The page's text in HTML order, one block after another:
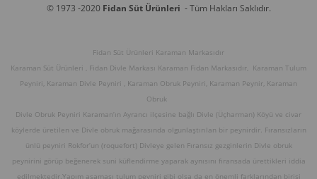
© 1973 -2020 Fidan Süt Ürünleri - Tüm Hakları Saklıdır.
Fidan Süt Ürünleri Karaman Markasıdır
Karaman Süt Ürünleri , Fidan Divle Markası Karaman Fidan Markasıdır, Karaman Tulum
Peyniri, Karaman Divle Peyniri , Karaman Obruk Peyniri, Karaman Peynir, Karaman
Obruk
Divle Obruk Peyniri Karaman’ın Ayrancı ilçesine bağlı Divle (Üçharman) Köyü ve civar
köylerde üretilen ve Divle obruk mağarasında olgunlaştırılan bir peynirdir. Fıransızların
ünlü peyniri Rokfor’un (roquefort) Divleye gelen Fıransız gezginlerin Divle obruk
peynirini görüp beğenerek suni küflendirme yaparak aynısını fıransada ürettikleri iddia
edilmektedir.Yapım aşaması tulum peyniri gibi olsa da en önemli farklarından birisi